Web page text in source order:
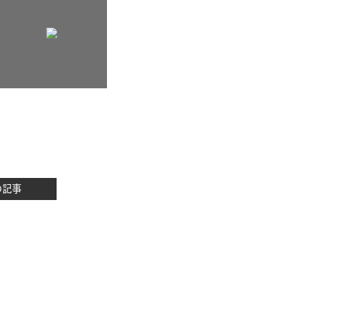
記事